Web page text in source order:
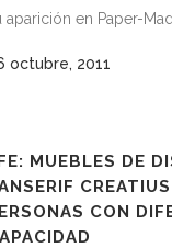
aparición en Paper-
octubre, 2011
MUEBLES DE
CON